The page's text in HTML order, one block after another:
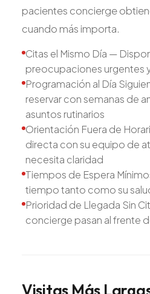
pacientes concierge
cuando más importa.
Citas el Mismo Día —
preocupaciones urgentes
Programación al Día
reservar con semanas de
asuntos rutinarios
Orientación Fuera de
directa con su equipo de
necesita claridad
Tiempos de Espera
tiempo tanto como su
Prioridad de Llegada Sin
concierge pasan al frente